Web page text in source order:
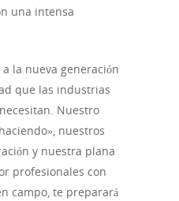
una intensa
la nueva generación
que las industrias
Nuestro
nuestros
y nuestra plana
profesionales con
campo, te preparará